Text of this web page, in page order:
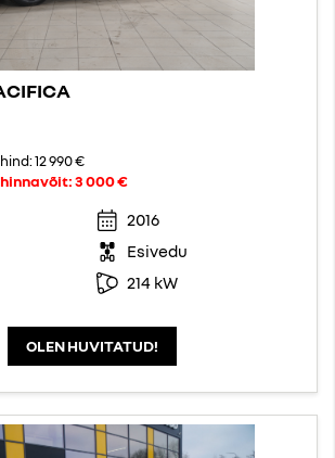
hind:12 990 €
hinnavõit:3 000 €
2016
Esivedu
214 kW
OLEN HUVITATUD!